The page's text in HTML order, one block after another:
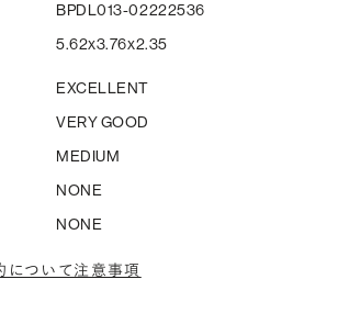
BPDL013-02222536
5.62x3.76x2.35
EXCELLENT
VERY GOOD
MEDIUM
NONE
NONE
について注意事項